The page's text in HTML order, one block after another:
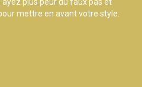
mettre en avant votre style.